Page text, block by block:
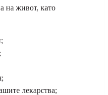
на живот, като
лекарства;